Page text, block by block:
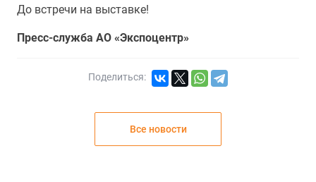
До встречи на выставке!
Пресс-служба АО «Экспоцентр»
Поделиться:
Все новости